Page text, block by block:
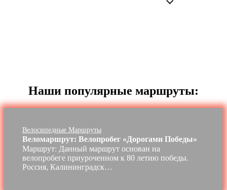
Наши популярные маршруты:
Велосипедные Маршруты
Веломаршрут: Велопробег «Дорогами Победы»
Маршрут: Данный маршрут основан на
велопробеге приуроченном к 80 летию победы.
Россия, Калининградск…